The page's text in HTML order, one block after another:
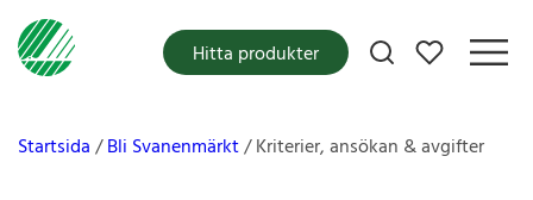
Mina favoriter
Hitta produkter
Startsida Bli Svanenmärkt Kriterier, ansökan & avgifter